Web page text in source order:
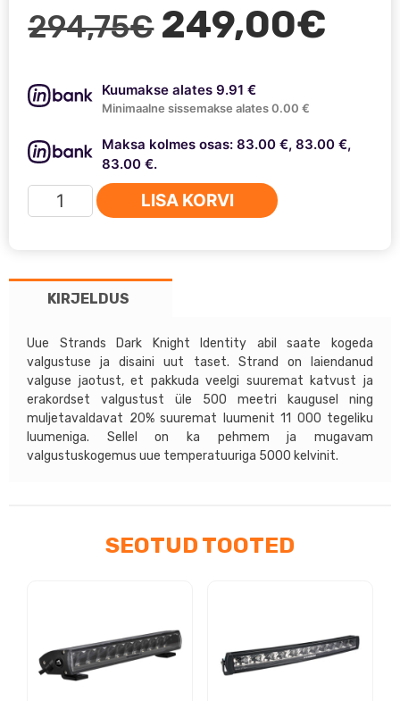
294,75€ Algne
oli:
294,75€.
249,00€
Kuumakse alates 9.91 €
Minimaalne sissemakse alates 0.00 €
Maksa kolmes osas: 83.00 €, 83.00 €,
83.00 €.
Strands
Dark
20
kogus
LISA KORVI
KIRJELDUS
Uue Strands Dark Knight Identity abil saate kogeda
valgustuse ja disaini uut taset. Strand on laiendanud
valguse jaotust, et pakkuda veelgi suuremat katvust ja
erakordset valgustust üle 500 meetri kaugusel ning
muljetavaldavat 20% suuremat luumenit 11 000 tegeliku
luumeniga. Sellel on ka pehmem ja mugavam
valgustuskogemus uue temperatuuriga 5000 kelvinit.
SEOTUD TOOTED